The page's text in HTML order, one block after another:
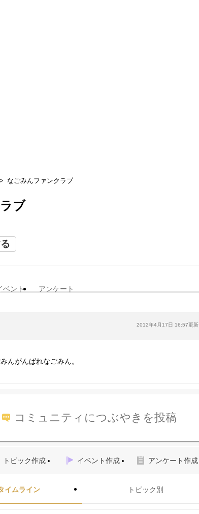
なごみんファンクラブ
ブ
ベント アンケート
2012年4月17日 16:57更新
んがんばれなごみん。
コミュニティにつぶやきを投稿
トピック作成 イベント作成 アンケート作成
イムライン トピック別